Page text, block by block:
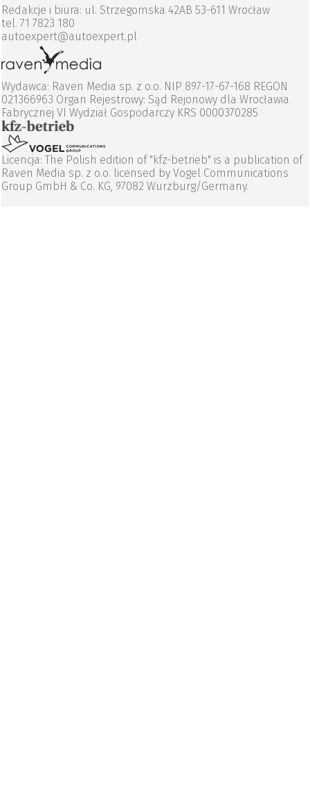
Redakcje i biura: ul. Strzegomska 42AB 53-611 Wrocław
tel. 71 7823 180
autoexpert@autoexpert.pl
Wydawca: Raven Media sp. z o.o. NIP 897-17-67-168 REGON
021366963 Organ Rejestrowy: Sąd Rejonowy dla Wrocławia
Fabrycznej VI Wydział Gospodarczy KRS 0000370285
Licencja: The Polish edition of "kfz-betrieb" is a publication of
Raven Media sp. z o.o. licensed by Vogel Communications
Group GmbH & Co. KG, 97082 Wurzburg/Germany.